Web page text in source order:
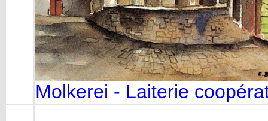
Molkerei - Laiterie